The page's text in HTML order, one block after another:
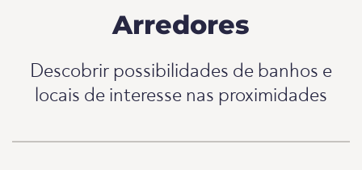
Arredores
Descobrir possibilidades de banhos e
locais de interesse nas proximidades